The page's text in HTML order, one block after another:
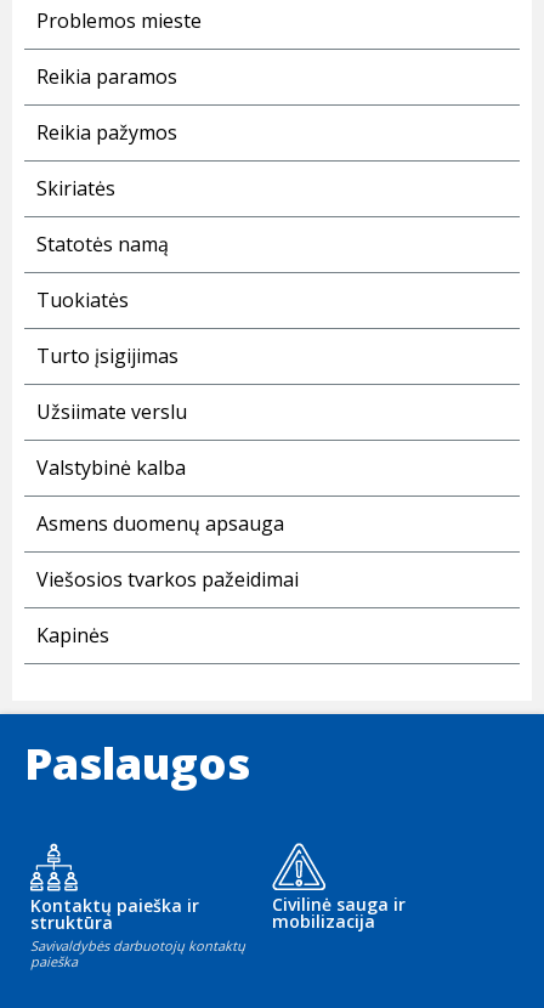
Problemos mieste
Reikia paramos
Reikia pažymos
Skiriatės
Statotės namą
Tuokiatės
Turto įsigijimas
Užsiimate verslu
Valstybinė kalba
Asmens duomenų apsauga
Viešosios tvarkos pažeidimai
Kapinės
Paslaugos
Kontaktų paieška ir
struktūra
Savivaldybės darbuotojų kontaktų
paieška
Civilinė sauga ir
mobilizacija